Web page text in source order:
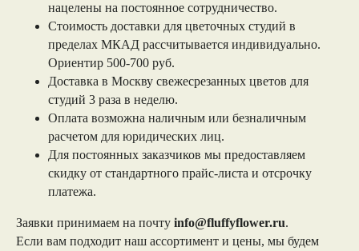
нацелены на постоянное сотрудничество.
Стоимость доставки для цветочных студий в
пределах МКАД рассчитывается индивидуально.
Ориентир 500-700 руб.
Доставка в Москву свежесрезанных цветов для
студий 3 раза в неделю.
Оплата возможна наличным или безналичным
расчетом для юридических лиц.
Для постоянных заказчиков мы предоставляем
скидку от стандартного прайс-листа и отсрочку
платежа.
Заявки принимаем на почту info@fluffyflower.ru.
Если вам подходит наш ассортимент и цены, мы будем